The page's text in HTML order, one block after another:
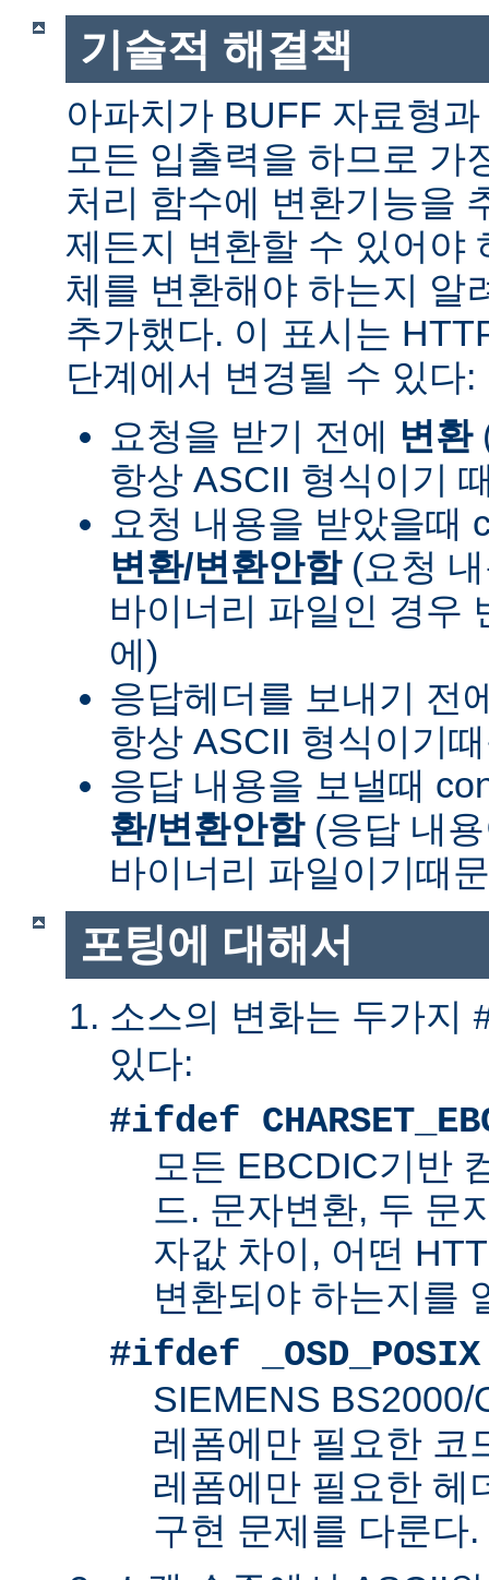
기술적 해결책
아파치가 BUFF 자료형
모든 입출력을 하므로 가
처리 함수에 변환기능을
제든지 변환할 수 있어야
체를 변환해야 하는지 알
추가했다. 이 표시는
단계에서 변경될 수 있다:
요청을 받기 전에
변환
항상 ASCII 형식이기
요청 내용을 받았을때
변환/변환안함(요청 내
바이너리 파일인 경우
에)
응답헤더를 보내기 전
항상 ASCII 형식이기
응답 내용을 보낼때
환/변환안함(응답 내
바이너리 파일이기때
포팅에 대해서
소스의 변화는 두가지
있다:
#ifdef
모든 EBCDIC기반
드. 문자변환, 두 문
자값 차이, 어떤
변환되야 하는지를
#ifdef _OSD_POSIX
SIEMENS BS2000/
레폼에만 필요한 코
레폼에만 필요한 헤
구현 문제를 다룬다.